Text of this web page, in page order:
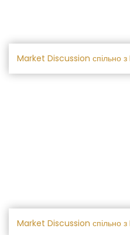
Market Discussion спільно з
Market Discussion спільно з